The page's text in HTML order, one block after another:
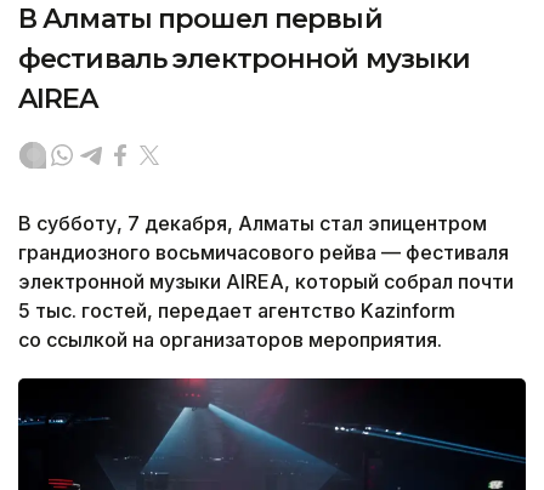
В Алматы прошел первый
фестиваль электронной музыки
AIREA
В субботу, 7 декабря, Алматы стал эпицентром
грандиозного восьмичасового рейва — фестиваля
электронной музыки AIREA, который собрал почти
5 тыс. гостей, передает агентство Kazinform
со ссылкой на организаторов мероприятия.